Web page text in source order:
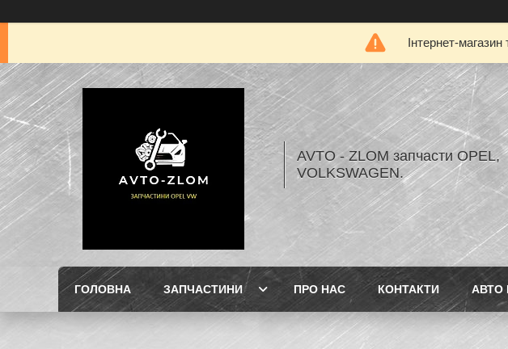
Інтернет-
AVTO - ZLOM запчасти OPEL,
VOLKSWAGEN.
ГОЛОВНА ЗАПЧАСТИНИ ПРО НАС КОНТАКТИ АВТО